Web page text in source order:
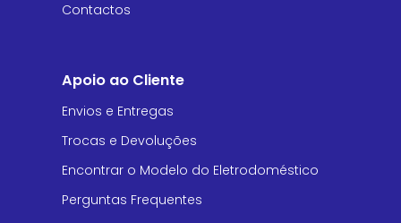
Contactos
Apoio ao Cliente
Envios e Entregas
Trocas e Devoluções
Encontrar o Modelo do Eletrodoméstico
Perguntas Frequentes